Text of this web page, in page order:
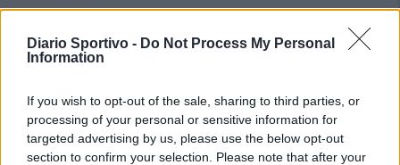
Diario Sportivo - Do Not Process My Personal
Information
If you wish to opt-out of the sale, sharing to third parties, or
processing of your personal or sensitive information for
targeted advertising by us, please use the below opt-out
section to confirm your selection. Please note that after your
Aloia, il primo acquisto è Loru
Gran colpo dell'Ossese, per la difesa c'è l'ex
Torres Riccardo Idda
7 Ago 2026